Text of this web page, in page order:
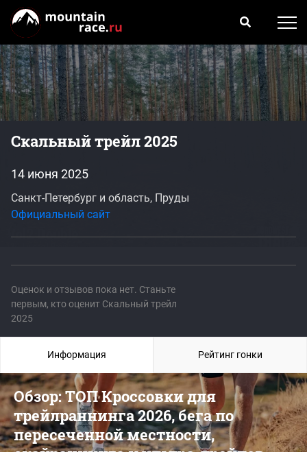
Скальный трейл 2025
Оценок и отзывов пока нет. Станьте
первым, кто оценит Скальный трейл
2025
14 июня 2025
Санкт-Петербург и область, Пруды
Официальный сайт
Обзор: ТОП Кроссовки для
трейлраннинга 2026, бега по
пересеченной местности,
Информация Рейтинг гонки